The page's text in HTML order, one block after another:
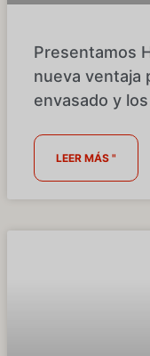
Presentamos
nueva ventaja
envasado y
LEER MÁS "